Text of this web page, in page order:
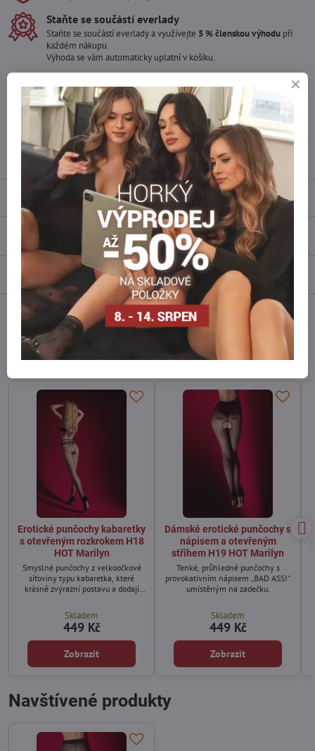
Staňte se součástí everlady
Staňte se součástí everlady a využívejte 5 % členskou výhodu při
každém nákupu.
Výhoda se vám automaticky uplatní v košíku.
Máte zájem o více kusů ?
Kontaktujte nás na mail, zboží pro Vás doskladníme!
info​@everlady​.eu
Recenze
Diskuse 0
FacebookTwitterBlueskyPinterestReddit LinkedIn WhatsApp
Alternativní produkty
Erotické punčochy kabaretky
s otevřeným rozkrokem H18
HOT Marilyn
Smyslné punčochy z velkoočkové
síťoviny typu kabaretka, které
krásně zvýrazní postavu a dodají
Skladem
449 Kč
Zobrazit
Dámské erotické punčochy s
nápisem a otevřeným
střihem H19 HOT Marilyn
Tenké, průhledné punčochy s
provokativním nápisem „BAD ASS!"
umístěným na zadečku.
Skladem
449 Kč
Zobrazit
Navštívené produkty